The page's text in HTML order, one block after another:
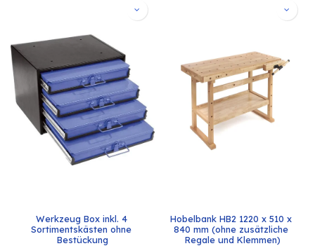
Werkzeug Box inkl. 4
Sortimentskästen ohne
Bestückung
Hobelbank HB2 1220 x 510 x
840 mm (ohne zusätzliche
Regale und Klemmen)